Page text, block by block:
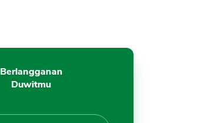
Berlangganan
Duwitmu